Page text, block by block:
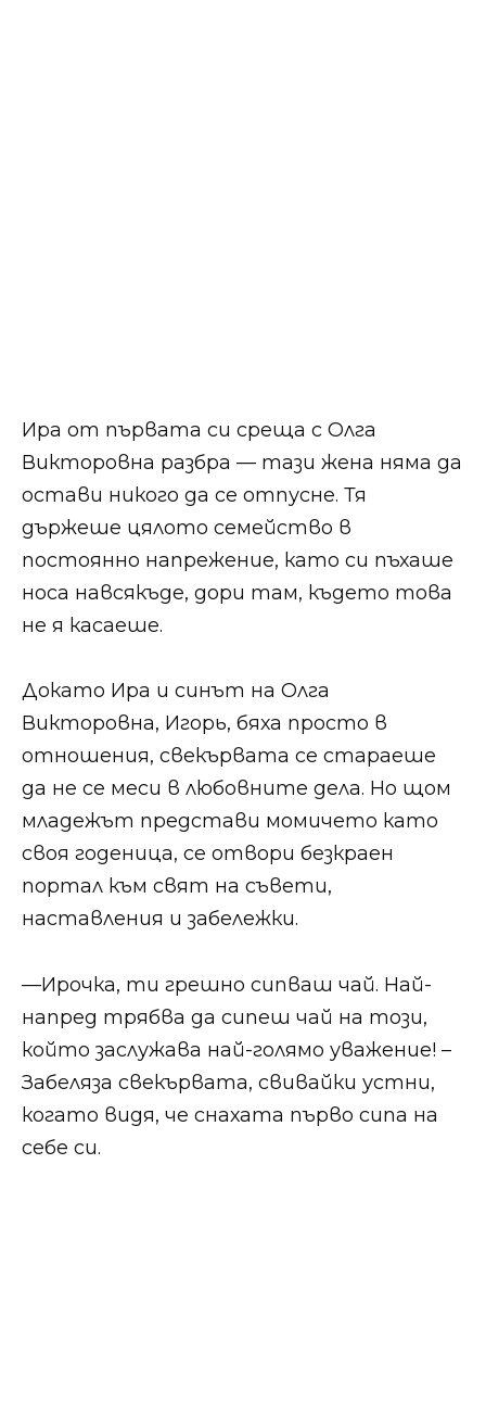
​​Ира от първата си среща с Олга
Викторовна разбра — тази жена няма да
остави никого да се отпусне. Тя
държеше цялото семейство в
постоянно напрежение, като си пъхаше
носа навсякъде, дори там, където това
не я касаеше.​​
​​Докато Ира и синът на Олга
Викторовна, Игорь, бяха просто в
отношения, свекървата се стараеше
да не се меси в любовните дела. Но щом
младежът представи момичето като
своя годеница, се отвори безкраен
портал към свят на съвети,
наставления и забележки.​​
​​—Ирочка, ти грешно сипваш чай. Най-
напред трябва да сипеш чай на този,
който заслужава най-голямо уважение! –
Забеляза свекървата, свивайки устни,
когато видя, че снахата първо сипа на
себе си.​​